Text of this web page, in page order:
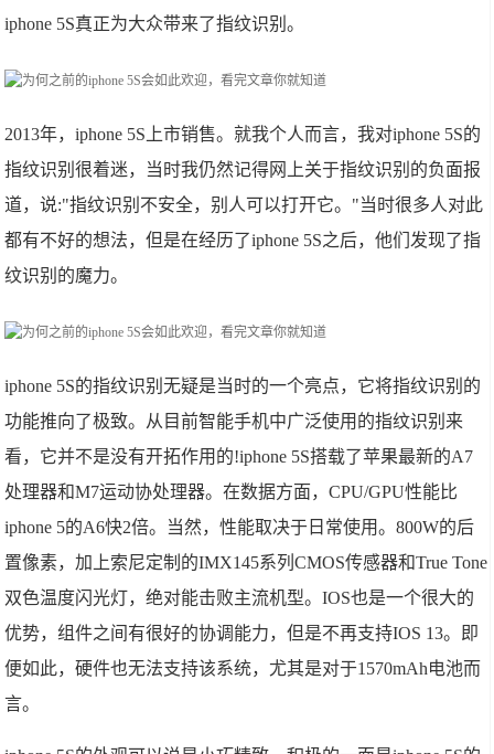
iphone 5S真正为大众带来了指纹识别。
2013年，iphone 5S上市销售。就我个人而言，我对iphone 5S的
指纹识别很着迷，当时我仍然记得网上关于指纹识别的负面报
道，说:"指纹识别不安全，别人可以打开它。"当时很多人对此
都有不好的想法，但是在经历了iphone 5S之后，他们发现了指
纹识别的魔力。
iphone 5S的指纹识别无疑是当时的一个亮点，它将指纹识别的
功能推向了极致。从目前智能手机中广泛使用的指纹识别来
看，它并不是没有开拓作用的!iphone 5S搭载了苹果最新的A7
处理器和M7运动协处理器。在数据方面，CPU/GPU性能比
iphone 5的A6快2倍。当然，性能取决于日常使用。800W的后
置像素，加上索尼定制的IMX145系列CMOS传感器和True Tone
双色温度闪光灯，绝对能击败主流机型。IOS也是一个很大的
优势，组件之间有很好的协调能力，但是不再支持IOS 13。即
便如此，硬件也无法支持该系统，尤其是对于1570mAh电池而
言。